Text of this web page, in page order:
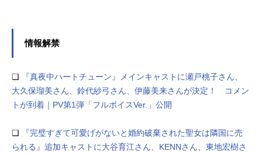
情報解禁
❏
『真夜中ハートチューン』メインキャストに瀬戸桃子さん、
大久保瑠美さん、鈴代紗弓さん、伊藤美来さんが決定！ コメン
トが到着｜PV第1弾「フルボイスVer.」公開
❏
『完璧すぎて可愛げがないと婚約破棄された聖女は隣国に売
られる』追加キャストに大谷育江さん、KENNさん、東地宏樹さ